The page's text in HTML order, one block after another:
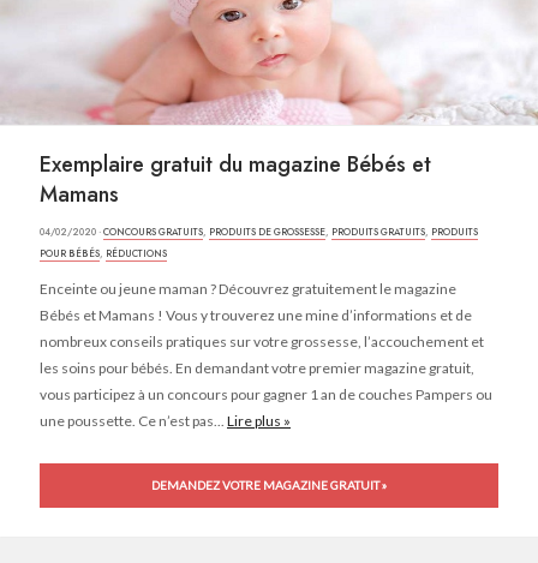
Exemplaire gratuit du magazine Bébés et
Mamans
04/02/2020 ·CONCOURS GRATUITS, PRODUITS DE GROSSESSE, PRODUITS GRATUITS, PRODUITS
POUR BÉBÉS, RÉDUCTIONS
Enceinte ou jeune maman ? Découvrez gratuitement le magazine
Bébés et Mamans ! Vous y trouverez une mine d’informations et de
nombreux conseils pratiques sur votre grossesse, l’accouchement et
les soins pour bébés. En demandant votre premier magazine gratuit,
vous participez à un concours pour gagner 1 an de couches Pampers ou
une poussette. Ce n’est pas... Lire plus »
DEMANDEZ VOTRE MAGAZINE GRATUIT »